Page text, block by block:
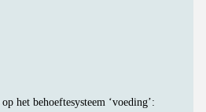
het behoeftesysteem ‘voeding’: